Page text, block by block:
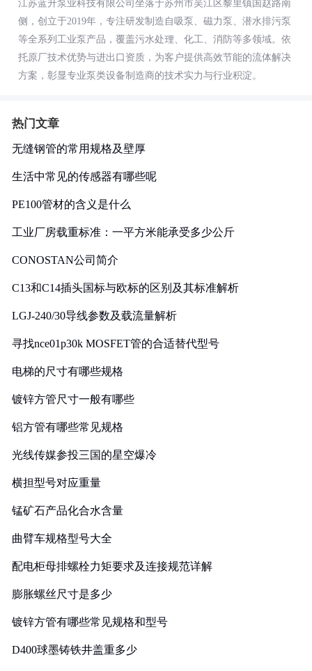
江苏蓝升泵业科技有限公司坐落于苏州市吴江区黎里镇国赵路南
侧，创立于2019年，专注研发制造自吸泵、磁力泵、潜水排污泵
等全系列工业泵产品，覆盖污水处理、化工、消防等多领域。依
托原厂技术优势与进出口资质，为客户提供高效节能的流体解决
方案，彰显专业泵类设备制造商的技术实力与行业积淀。
热门文章
无缝钢管的常用规格及壁厚
生活中常见的传感器有哪些呢
PE100管材的含义是什么
工业厂房载重标准：一平方米能承受多少公斤
CONOSTAN公司简介
C13和C14插头国标与欧标的区别及其标准解析
LGJ-240/30导线参数及载流量解析
寻找nce01p30k MOSFET管的合适替代型号
电梯的尺寸有哪些规格
镀锌方管尺寸一般有哪些
铝方管有哪些常见规格
光线传媒参投三国的星空爆冷
横担型号对应重量
锰矿石产品化合水含量
曲臂车规格型号大全
配电柜母排螺栓力矩要求及连接规范详解
膨胀螺丝尺寸是多少
镀锌方管有哪些常见规格和型号
D400球墨铸铁井盖重多少